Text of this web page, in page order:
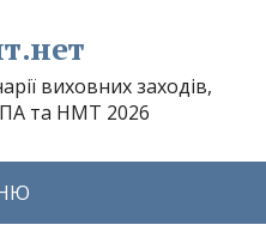
виховних заходів,
та НМТ 2026